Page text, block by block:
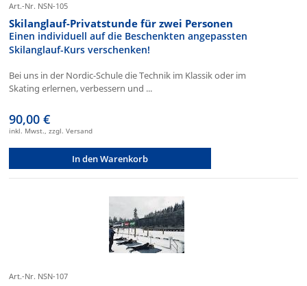
Art.-Nr. NSN-105
Skilanglauf-Privatstunde für zwei Personen
Einen individuell auf die Beschenkten angepassten
Skilanglauf-Kurs verschenken!
Bei uns in der Nordic-Schule die Technik im Klassik oder im
Skating erlernen, verbessern und ...
90,00 €
inkl. Mwst., zzgl. Versand
In den Warenkorb
Art.-Nr. NSN-107